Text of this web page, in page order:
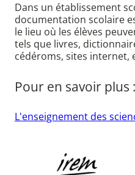
Dans un établissement
documentation scolaire
le lieu où les élèves
tels que livres,
cédéroms, sites internet,
Pour en savoir plus :
L'enseignement des